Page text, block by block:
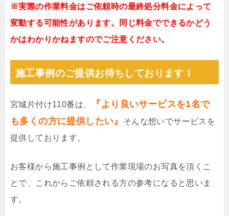
※実際の作業料金はご依頼時の最終処分料金によって
変動する可能性があります。同じ料金でできるかどう
かはわかりかねますのでご注意ください。
施工事例のご提供お待ちしております！
宮城片付け110番は、
『より良いサービスを1名で
も多くの方に提供したい』
そんな想いでサービスを
提供しております。
お客様から施工事例として作業現場のお写真を頂くこ
とで、これからご依頼される方の参考になると思いま
す。